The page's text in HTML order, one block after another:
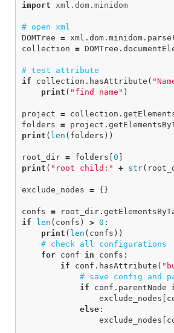
import xml.dom.minidom
DOMTree = xml . dom . minidom . parse (
collection = DOMTree .
if
collection . hasAttribute (
print ( "find name" )
project = collection .
folders = project .
print ( len ( folders ))
root_dir = folders 0
print ( "root child:" + str(
exclude_nodes = {}
confs = root_dir .
if
len ( confs ) > 0 :
print ( len ( confs ))
for conf in confs :
if
conf . hasAttribute (
if
conf . parentNode
exclude_nodes
else :
exclude_nodes